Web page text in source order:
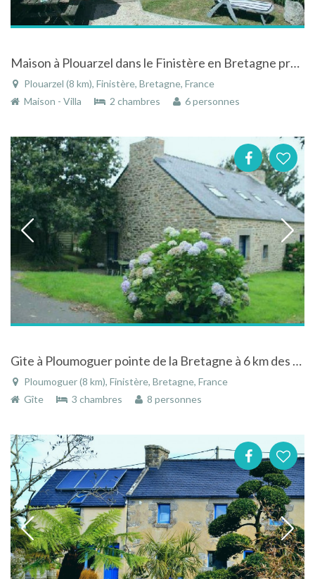
Maison à Plouarzel dans le Finistère en Bretagne proche des plages
Plouarzel (8 km), Finistère, Bretagne, France
Maison - Villa
2 chambres 6 personnes
Gite à Ploumoguer pointe de la Bretagne à 6 km des plages de sable fin et sentiers de randonnées
Ploumoguer (8 km), Finistère, Bretagne, France
Gîte
3 chambres 8 personnes